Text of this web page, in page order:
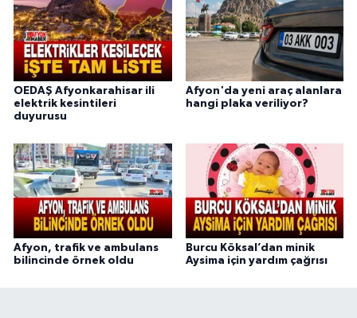
OEDAŞ Afyonkarahisar ili
elektrik kesintileri
duyurusu
Afyon'da yeni araç alanlara
hangi plaka veriliyor?
Afyon, trafik ve ambulans
bilincinde örnek oldu
Burcu Köksal’dan minik
Aysima için yardım çağrısı